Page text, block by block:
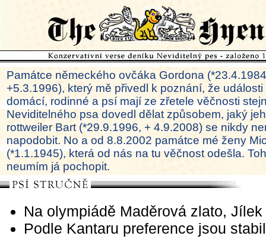
Památce německého ovčáka Gordona
+5.3.1996), který mě přivedl k poznání, že
domácí, rodinné a psí mají ze zřetele věčnosti
Neviditelného psa dovedl dělat způsobem, jaký
rottweiler Bart (*29.9.1996, + 4.9.2008) se nikdy
napodobit. No a od 8.8.2002 památce mé ženy
(*1.1.1945), která od nás na tu věčnost odešla.
neumím já pochopit.
Na olympiádě Maděrová zlato,
Podle Kantaru preference jsou